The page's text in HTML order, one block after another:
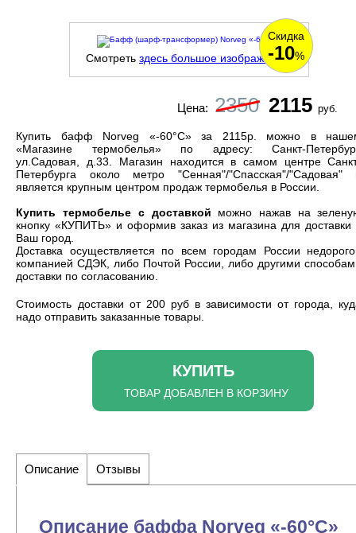
Скидка
-10%
Смотреть здесь большое изображение.
Цена: 2350 2115 руб.
Купить бафф Norveg «-60°С» за 2115р. можно в
«Магазине термобелья» по адресу: Санкт-
ул.Садовая, д.33. Магазин находится в самом центре
Петербурга около метро "Сенная"/"Спасская"/"Садовая"
является крупным центром продаж термобелья в России.
Купить термобелье с доставкой можно нажав на
кнопку «КУПИТЬ» и оформив заказ из магазина для доставки
Ваш город.
Доставка осуществляется по всем городам России
компанией СДЭК, либо Почтой России, либо другими
доставки по согласованию.
Cтоимость доставки от 200 руб в зависимости от города,
надо отправить заказанные товары.
КУПИТЬ
ТОВАР ДОБАВЛЕН В КОРЗИНУ
Описание Отзывы
Описание баффа Norveg «-60°С»